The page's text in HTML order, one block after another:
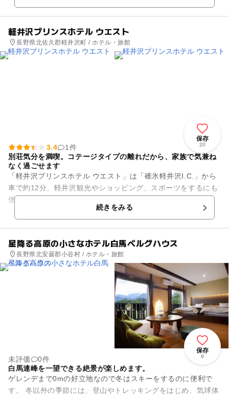
軽井沢プリンスホテル ウエスト
長野県北佐久郡軽井沢町 / ホテル・旅館
保存
20
3.4
1件
別荘気分を満喫。コテージタイプの離れだから、家族で気兼ね
なく過ごせます
「軽井沢プリンスホテル ウエスト」は「碓氷軽井沢I.C.」から
車で約12分、軽井沢観光やショッピング、スポーツをするにも
便利なホテルです。最大3名さままで宿泊できるツインルーム
続きをみる
星降る高原の小さなホテル白馬ベルグハウス
長野県北安曇郡小谷村 / ホテル・旅館
保存
9
未評価
0件
白馬連峰を一望できる絶景が楽しめます。
ゲレンデまで0mの好立地なので冬はスキーをするのに便利で
す。 冬以外の季節には、登山やトレッキングをはじめ、気球体